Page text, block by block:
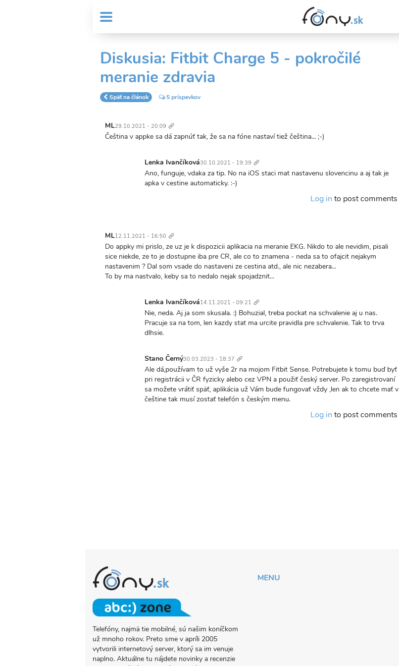
MENU
Header
menu
User
account
Diskusia: Fitbit Charge 5 - pokročilé
meranie zdravia
Späť na článok 5 príspevkov
ML29.10.2021 - 20:09 odkaz
Čeština v appke sa dá zapnúť tak, že sa na fóne nastaví tiež čeština... ;-)
Lenka Ivančíková30.10.2021 - 19:39 odkaz
In
reply
zapnúť…
by
ML
Ano, funguje, vdaka za tip. No na iOS staci mat nastavenu slovencinu a aj tak je
apka v cestine automaticky. :-)
Log in to post comments
ML12.11.2021 - 16:50 odkaz
Do appky mi prislo, ze uz je k dispozicii aplikacia na meranie EKG. Nikdo to ale nevidim, pisali
sice niekde, ze to je dostupne iba pre CR, ale co to znamena - neda sa to ofajcit nejakym
nastavenim ? Dal som vsade do nastaveni ze cestina atd., ale nic nezabera...
To by ma nastvalo, keby sa to nedalo nejak spojadznit...
Lenka Ivančíková14.11.2021 - 09:21 odkaz
In
reply
to
mi
prislo,
ze
uz
je…
Nie, neda. Aj ja som skusala. :) Bohuzial, treba pockat na schvalenie aj u nas.
Pracuje sa na tom, len kazdy stat ma urcite pravidla pre schvalenie. Tak to trva
dlhsie.
Stano Černý30.03.2023 - 18:37 odkaz
In
reply
to
Nie,
Ale dá,používam to už vyše 2r na mojom Fitbit Sense. Potrebujete k tomu buď byť
pri registrácii v ČR fyzicky alebo cez VPN a použiť český server. Po zaregistrovaní
sa možete vrátiť späť, aplikácia už Vám bude fungovať vždy ,len ak to chcete mať v
češtine tak musí zostať telefón s českým menu.
Log in to post comments
O
PROJEKTE
FONY.SK
Telefóny, najmä tie mobilné, sú našim koníčkom
už mnoho rokov. Preto sme v apríli 2005
vytvorili internetový server, ktorý sa im venuje
naplno. Aktuálne tu nájdete novinky a recenzie
MENU